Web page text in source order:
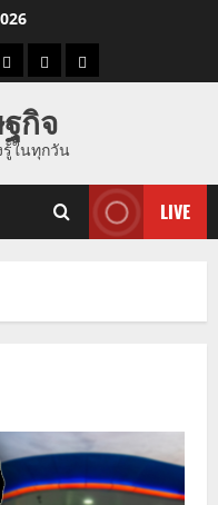
ดูด
ที่
ผู้ชาย
กิจ
ในทุกวัน
LIVE